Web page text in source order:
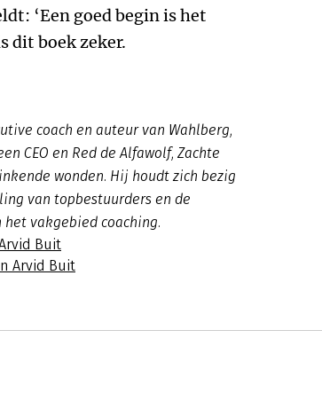
‘Een goed begin is het
dit boek zeker.
coach en auteur van Wahlberg,
CEO en Red de Alfawolf, Zachte
wonden. Hij houdt zich bezig
van topbestuurders en de
vakgebied coaching.
Buit
Arvid Buit